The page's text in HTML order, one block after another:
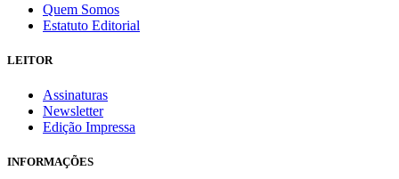
Quem Somos
Estatuto Editorial
LEITOR
Assinaturas
Newsletter
Edição Impressa
INFORMAÇÕES